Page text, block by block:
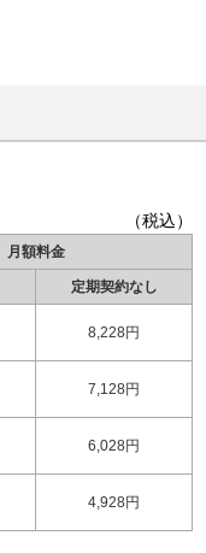
（税込）
月額料金
定期契約なし
8,228円
7,128円
6,028円
4,928円